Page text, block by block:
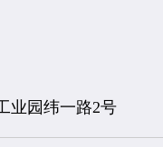
业园纬一路2号